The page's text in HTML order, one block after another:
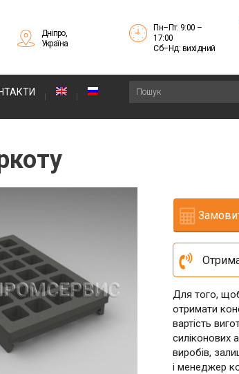
Дніпро,
Україна
Пн–Пт: 9:00 –
17:00
Сб–Нд: вихідний
Для того,
отримати
вартість
силіконових
виробів,
і менеджер